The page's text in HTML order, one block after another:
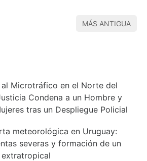
MÁS ANTIGUA
al Microtráfico en el Norte del
Condena a un Hombre y
tras un Despliegue Policial
meteorológica en Uruguay:
severas y formación de un